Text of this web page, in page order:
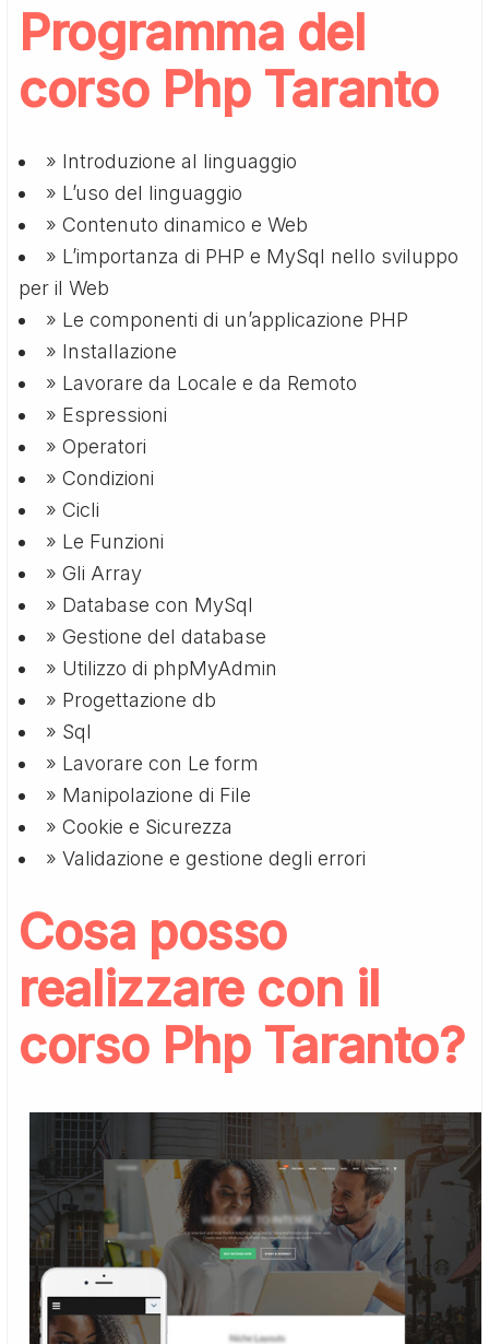
Programma del
corso Php Taranto
» Introduzione al linguaggio
» L’uso del linguaggio
» Contenuto dinamico e Web
» L’importanza di PHP e MySql nello sviluppo
per il Web
» Le componenti di un’applicazione PHP
» Installazione
» Lavorare da Locale e da Remoto
» Espressioni
» Operatori
» Condizioni
» Cicli
» Le Funzioni
» Gli Array
» Database con MySql
» Gestione del database
» Utilizzo di phpMyAdmin
» Progettazione db
» Sql
» Lavorare con Le form
» Manipolazione di File
» Cookie e Sicurezza
» Validazione e gestione degli errori
Cosa posso
realizzare con il
corso Php Taranto?